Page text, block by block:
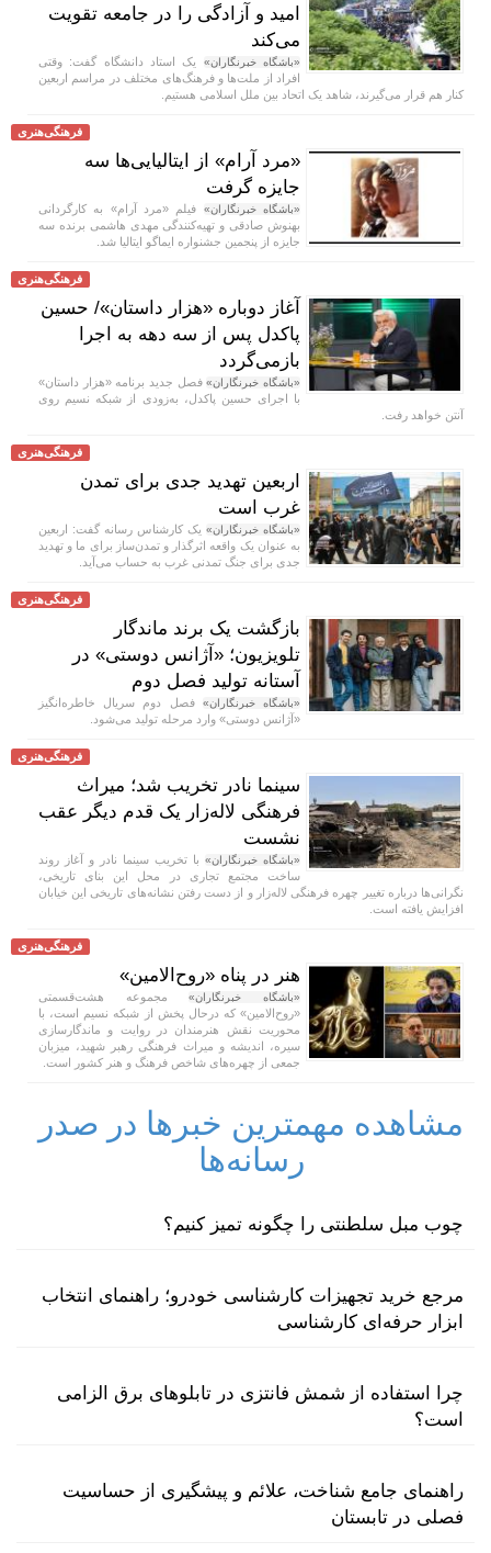
امید و آزادگی را در جامعه تقویت
می‌کند
«باشگاه خبرنگاران» یک استاد دانشگاه گفت: وقتی
افراد از ملت‌ها و فرهنگ‌های مختلف در مراسم اربعین
کنار هم قرار می‌گیرند، شاهد یک اتحاد بین ملل اسلامی هستیم.
فرهنگی‌هنری
«مرد آرام» از ایتالیایی‌ها سه
جایزه گرفت
«باشگاه خبرنگاران» فیلم «مرد آرام» به کارگردانی
بهنوش صادقی و تهیه‌کنندگی مهدی هاشمی برنده سه
جایزه از پنجمین جشنواره ایماگو ایتالیا شد.
فرهنگی‌هنری
آغاز دوباره «هزار داستان»/ حسین
پاکدل پس از سه دهه به اجرا
بازمی‌گردد
«باشگاه خبرنگاران»فصل جدید برنامه «هزار داستان»
با اجرای حسین پاکدل، به‌زودی از شبکه نسیم روی
آنتن خواهد رفت.
فرهنگی‌هنری
اربعین تهدید جدی برای تمدن
غرب است
«باشگاه خبرنگاران» یک کارشناس رسانه گفت: اربعین
به عنوان یک واقعه اثرگذار و تمدن‌ساز برای ما و تهدید
جدی برای جنگ تمدنی غرب به حساب می‌آید.
فرهنگی‌هنری
بازگشت یک برند ماندگار
تلویزیون؛ «آژانس دوستی» در
آستانه تولید فصل دوم
«باشگاه خبرنگاران» فصل دوم سریال خاطره‌انگیز
«آژانس دوستی» وارد مرحله تولید می‌شود.
فرهنگی‌هنری
سینما نادر تخریب شد؛ میراث
فرهنگی لاله‌زار یک قدم دیگر عقب
نشست
«باشگاه خبرنگاران» با تخریب سینما نادر و آغاز روند
ساخت مجتمع تجاری در محل این بنای تاریخی،
نگرانی‌ها درباره تغییر چهره فرهنگی لاله‌زار و از دست رفتن نشانه‌های تاریخی این خیابان
افزایش یافته است.
فرهنگی‌هنری
هنر در پناه «روح‌الامین»
«باشگاه خبرنگاران»مجموعه هشت‌قسمتی
«روح‌الامین» که درحال پخش از شبکه نسیم است، با
محوریت نقش هنرمندان در روایت و ماندگارسازی
سیره، اندیشه و میراث فرهنگی رهبر شهید، میزبان
جمعی از چهره‌های شاخص فرهنگ و هنر کشور است.
مشاهده مهمترین خبرها در صدر
رسانه‌ها
چوب مبل سلطنتی را چگونه تمیز کنیم؟
مرجع خرید تجهیزات کارشناسی خودرو؛ راهنمای انتخاب
ابزار حرفه‌ای کارشناسی
چرا استفاده از شمش فانتزی در تابلوهای برق الزامی
است؟
راهنمای جامع شناخت، علائم و پیشگیری از حساسیت
فصلی در تابستان